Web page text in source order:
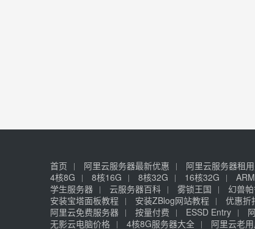
首页 阿里云服务器最新优惠 阿里云服务器租
4核8G
8核16G 8核32G 16核32G ARM
学生服务器
云服务器百科 雾锁王国 幻兽
安装宝塔面板教程
安装ZBlog网站教程 优惠折
阿里云免费服务器
按量付费 ESSD Entry
无影云电脑价格
4核8G服务器大全 阿里云老